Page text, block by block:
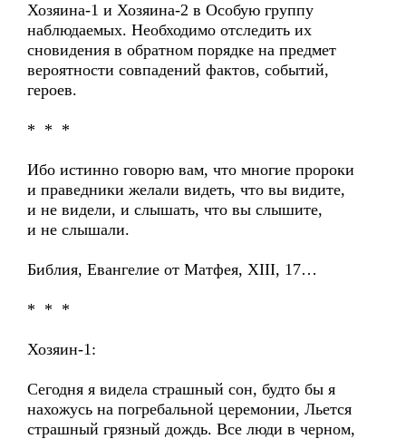
Хозяина-1 и Хозяина-2 в Особую группу
наблюдаемых. Необходимо отследить их
сновидения в обратном порядке на предмет
вероятности совпадений фактов, событий,
героев.
* * *
Ибо истинно говорю вам, что многие пророки
и праведники желали видеть, что вы видите,
и не видели, и слышать, что вы слышите,
и не слышали.
Библия, Евангелие от Матфея, XIII, 17…
* * *
Хозяин-1:
Сегодня я видела страшный сон, будто бы я
нахожусь на погребальной церемонии, Льется
страшный грязный дождь. Все люди в черном,